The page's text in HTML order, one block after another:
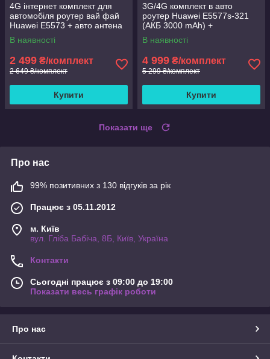
4G інтернет комплект для
автомобіля роутер вай фай
Huawei E5573 + авто антена
7 дб 800-2700 МГц
В наявності
2 499 ₴/комплект
2 649 ₴/комплект
Купити
3G/4G комплект в авто
роутер Huawei E5577s-321
(АКБ 3000 mAh) +
автомобільна антена 7 Дб
В наявності
4 999 ₴/комплект
5 299 ₴/комплект
Купити
Показати ще
Про нас
99% позитивних з 130 відгуків за рік
Працює з 05.11.2012
м. Київ
вул. Гліба Бабіча, 8Б, Київ, Україна
Контакти
Сьогодні працює з 09:00 до 19:00
Показати весь графік роботи
Про нас